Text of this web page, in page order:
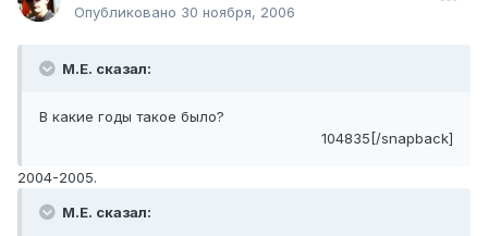
Опубликовано 30 ноября, 2006
М.Е. сказал:
В какие годы такое было?
104835[/snapback]
2004-2005.
М.Е. сказал: